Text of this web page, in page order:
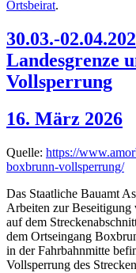
Ortsbeirat.
30.03.-
Landesgrenze
Vollsperrung
16. März 2026
Quelle: https://
boxbrunn-vollsperrung/
Das Staatliche Bauamt
Arbeiten zur Beseitigung
auf dem
dem Ortseingang
in der Fahrbahnmitte
Vollsperrung des